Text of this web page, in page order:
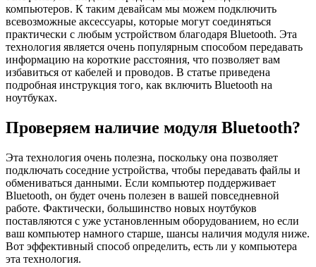
компьютеров. К таким девайсам мы можем подключить
всевозможные аксессуары, которые могут соединяться
практически с любым устройством благодаря Bluetooth. Эта
технология является очень популярным способом передавать
информацию на короткие расстояния, что позволяет вам
избавиться от кабелей и проводов. В статье приведена
подробная инструкция того, как включить Bluetooth на
ноутбуках.
Проверяем наличие модуля Bluetooth?
Эта технология очень полезна, поскольку она позволяет
подключать соседние устройства, чтобы передавать файлы и
обмениваться данными. Если компьютер поддерживает
Bluetooth, он будет очень полезен в вашей повседневной
работе. Фактически, большинство новых ноутбуков
поставляются с уже установленным оборудованием, но если
ваш компьютер намного старше, шансы наличия модуля ниже.
Вот эффективный способ определить, есть ли у компьютера
эта технология.